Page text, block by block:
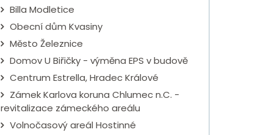
Billa Modletice
Obecní dům Kvasiny
Město Železnice
Domov U Biřičky - výměna EPS v budově
Centrum Estrella, Hradec Králové
Zámek Karlova koruna Chlumec n.C. -
revitalizace zámeckého areálu
Volnočasový areál Hostinné